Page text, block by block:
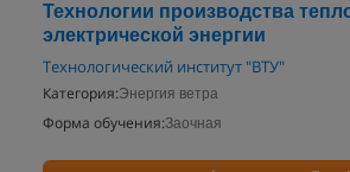
Технологии производства
электрической энергии
Технологический институт "ВТУ"
Категория:Энергия ветра
Форма обучения:Заочная